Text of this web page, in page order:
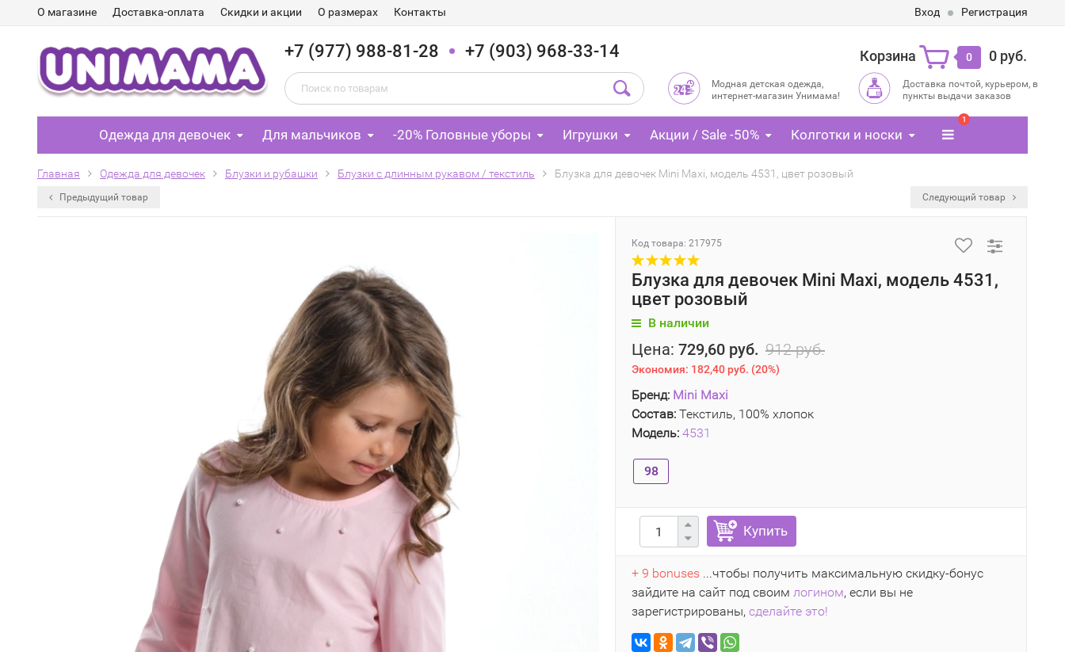
О магазине Доставка-оплата Скидки и акции О размерах Контакты Вход Регистрация
+7 (977) 988-81-28 +7 (903) 968-33-14 Корзина 0 0 руб.
Модная детская одежда,
интернет-магазин Унимама!
Доставка почтой, курьером, в
пункты выдачи заказов
Одежда для девочек Для мальчиков -20% Головные уборы Игрушки Акции / Sale -50% Колготки и носки
1
Главная Одежда для девочек Блузки и рубашки Блузки с длинным рукавом / текстиль Блузка для девочек Mini Maxi, модель 4531, цвет розовый
Предыдущий товар Следующий товар
Код товара: 217975
Блузка для девочек Mini Maxi, модель 4531,
цвет розовый
В наличии
Цена: 729,60 руб. 912 руб.
Экономия: 182,40 руб. (20%)
Бренд: Mini Maxi
Состав: Текстиль, 100% хлопок
Модель: 4531
98
Купить
+ 9 bonuses ...чтобы получить максимальную скидку-бонус
зайдите на сайт под своим логином, если вы не
зарегистрированы, сделайте это!